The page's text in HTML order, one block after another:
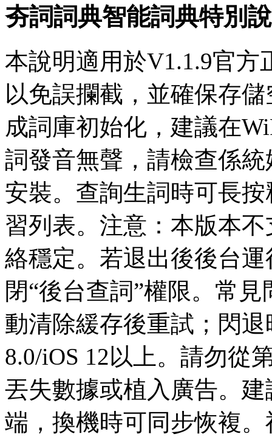
夯詞詞典智能詞典特別
本說明適用於V1.1.9官
以免誤攔截，並確保存
成詞庫初始化，建議在
詞發音無聲，請檢查係
安裝。查詢生詞時可長
習列表。注意：本版本
絡穩定。若退出後後台
閉“後台查詞”權限。常
動清除緩存後重試；閃
8.0/iOS 12以上。請勿從
丟失數據或植入廣告。
端，換機時可同步恢複